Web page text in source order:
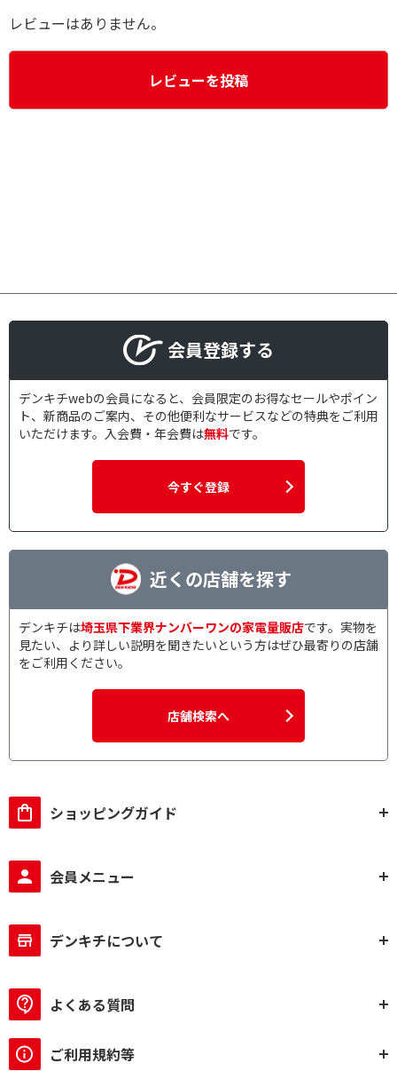
レビューはありません。
レビューを投稿
会員登録する
デンキチwebの会員になると、会員限定のお得なセールやポイン
ト、新商品のご案内、その他便利なサービスなどの特典をご利用
いただけます。入会費・年会費は無料です。
今すぐ登録
近くの店舗を探す
デンキチは埼玉県下業界ナンバーワンの家電量販店です。実物を
見たい、より詳しい説明を聞きたいという方はぜひ最寄りの店舗
をご利用ください。
店舗検索へ
ショッピングガイド
会員メニュー
デンキチについて
よくある質問
ご利用規約等